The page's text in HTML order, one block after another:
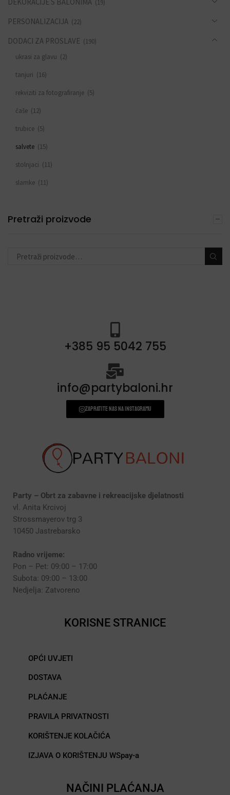
(19)
PERSONALIZACIJA (22)
DODACI ZA PROSLAVE (190)
ukrasi za glavu (2)
tanjuri (16)
rekviziti za fotografiranje (5)
čaše (12)
trubice (5)
salvete (15)
stolnjaci (11)
slamke (11)
trake (4)
konfete i topovi (13)
Pretraži proizvode
+385 95 5042 755
info@partybaloni.hr
Zapratite nas na instagramu
Party – Obrt za zabavne i rekreacijske djelatnosti
vl. Anita Krcivoj
Strossmayerov trg 3
10450 Jastrebarsko
Radno vrijeme:
Pon – Pet: 09:00 – 17:00
Subota: 09:00 – 13:00
Nedjelja: Zatvoreno
KORISNE STRANICE
OPĆI UVJETI
DOSTAVA
PLAĆANJE
PRAVILA PRIVATNOSTI
KORIŠTENJE KOLAČIĆA
IZJAVA O KORIŠTENJU WSpay-a
NAČINI PLAĆANJA